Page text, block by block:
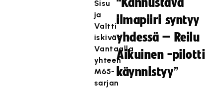
Sisu
ja
Valtti
iskivät
Vantaalla
yhteen
M65-
sarjan
“Kannustava
ilmapiiri syntyy
yhdessä – Reilu
Aikuinen -pilotti
käynnistyy”